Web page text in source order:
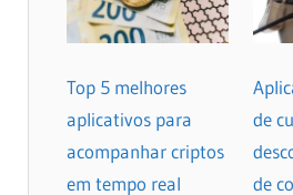
Top 5 melhores
aplicativos para
acompanhar criptos
em tempo real
de
de